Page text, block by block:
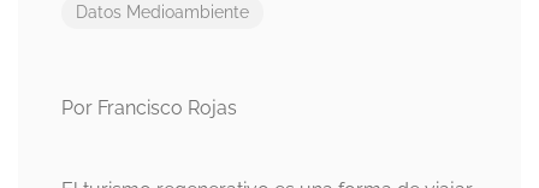
Datos Medioambiente
Por Francisco Rojas